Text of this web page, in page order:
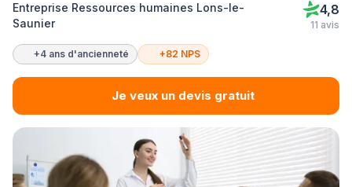
Entreprise Ressources humaines Lons-le-
Saunier
4,8
11 avis
+4 ans d'ancienneté +82 NPS
Je veux un devis gratuit